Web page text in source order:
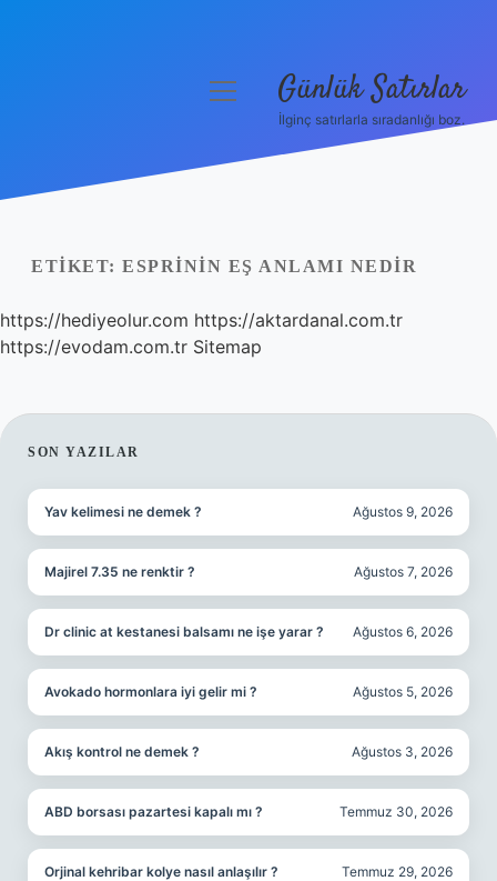
Yasal Uyarı
Hakkımızda
menüyü Günlük Satırlar
İlginç satırlarla sıradanlığı boz.
ETIKET: ESPRININ EŞ ANLAMI NEDIR
https://hediyeolur.com https://aktardanal.com.tr
https://evodam.com.tr Sitemap
SIDEBAR
SON YAZILAR
Yav kelimesi ne demek ? Ağustos 9, 2026
Majirel 7.35 ne renktir ? Ağustos 7, 2026
Dr clinic at kestanesi balsamı ne işe yarar ? Ağustos 6, 2026
Avokado hormonlara iyi gelir mi ? Ağustos 5, 2026
Akış kontrol ne demek ? Ağustos 3, 2026
ABD borsası pazartesi kapalı mı ? Temmuz 30, 2026
Orjinal kehribar kolye nasıl anlaşılır ? Temmuz 29, 2026